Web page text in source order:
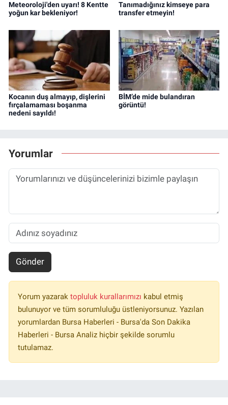
Meteoroloji'den uyarı! 8 Kentte
yoğun kar bekleniyor!
Tanımadığınız kimseye para
transfer etmeyin!
Kocanın duş almayıp, dişlerini
fırçalamaması boşanma
nedeni sayıldı!
BİM’de mide bulandıran
görüntü!
Yorumlar
Gönder
Yorum yazarak topluluk kurallarımızı kabul etmiş
bulunuyor ve tüm sorumluluğu üstleniyorsunuz. Yazılan
yorumlardan Bursa Haberleri - Bursa'da Son Dakika
Haberleri - Bursa Analiz hiçbir şekilde sorumlu
tutulamaz.